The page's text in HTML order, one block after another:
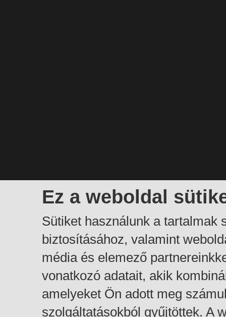
Ez a weboldal
Sütiket használunk a tartalmak
biztosításához, valamint
média és elemező
vonatkozó adatait, akik
amelyeket Ön adott meg
szolgáltatásokból gyűjtöttek. A